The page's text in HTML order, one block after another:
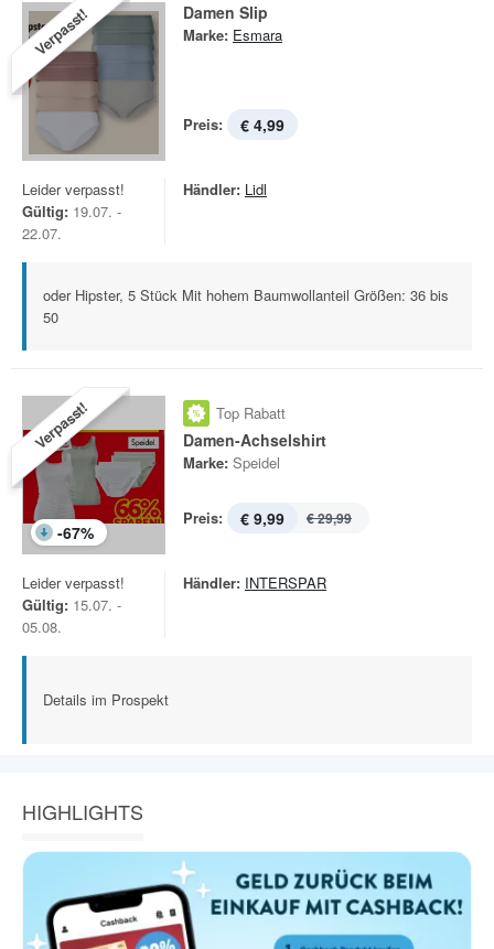
Verpasst! Damen Slip
Marke: Esmara
Preis: € 4,99
Leider verpasst!
Gültig: 19.07. -
22.07.
Händler: Lidl
oder Hipster, 5 Stück Mit hohem Baumwollanteil Größen: 36 bis
50
Verpasst!
-67%
Top Rabatt
Damen-Achselshirt
Marke: Speidel
Preis: € 9,99 € 29,99
Leider verpasst!
Gültig: 15.07. -
05.08.
Händler: INTERSPAR
Details im Prospekt
HIGHLIGHTS